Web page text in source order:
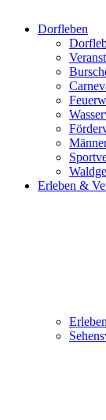
Dorfleben
Erleben &